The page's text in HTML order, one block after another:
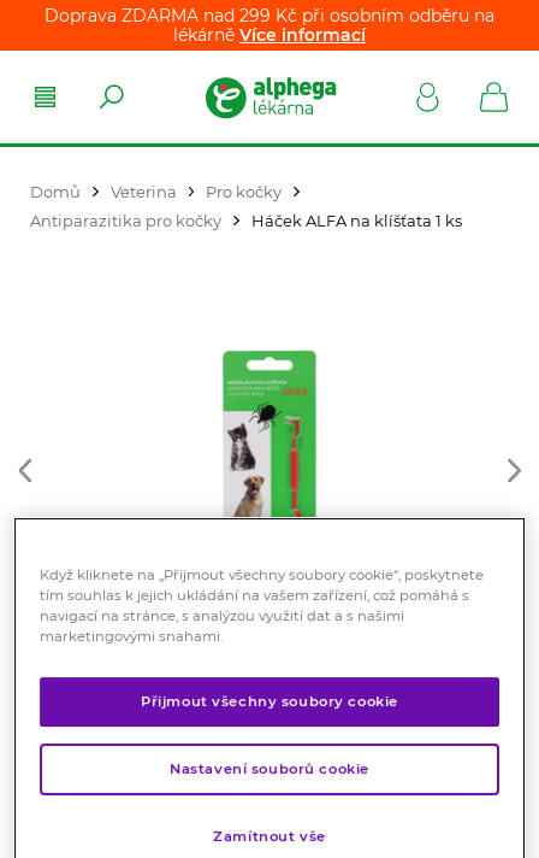
Doprava ZDARMA nad 299 Kč při osobním odběru na
lékárně Více informací
Domů Veterina
Pro kočky
Antiparazitika pro kočky
Háček ALFA na klíšťata 1 ks
Háček ALFA na klíšťata 1 ks
Pomůcka k bezpečnému odstranění přisátého klíštěte.
Když kliknete na „Přijmout všechny soubory cookie“, poskytnete
tím souhlas k jejich ukládání na vašem zařízení, což pomáhá s
navigací na stránce, s analýzou využití dat a s našimi
marketingovými snahami.
Přijmout všechny soubory cookie
Nastavení souborů cookie
Zamítnout vše